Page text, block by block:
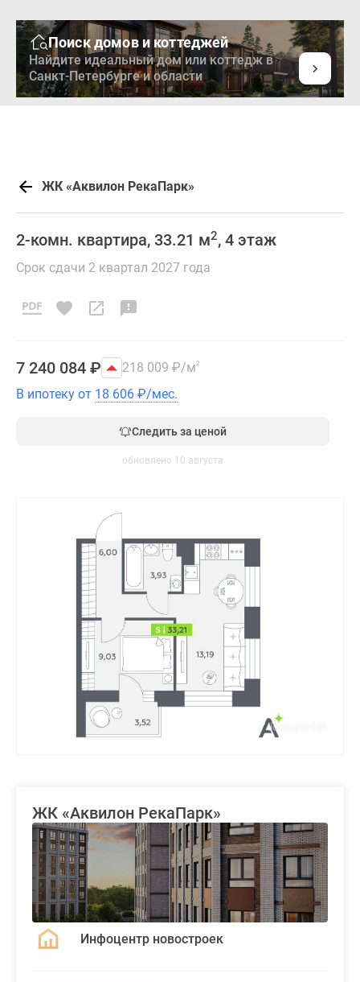
Поиск домов и коттеджей
Найдите идеальный дом или коттедж в
Санкт-Петербурге и области
ЖК «Аквилон РекаПарк»
2-комн. квартира, 33.21 м2, 4 этаж
Срок сдачи 2 квартал 2027 года
7 240 084 ₽ 218 009 ₽/м2
В ипотеку от 18 606 ₽/мес.
Следить за ценой
обновлено 10 августа
ЖК «Аквилон РекаПарк»
Инфоцентр новостроек